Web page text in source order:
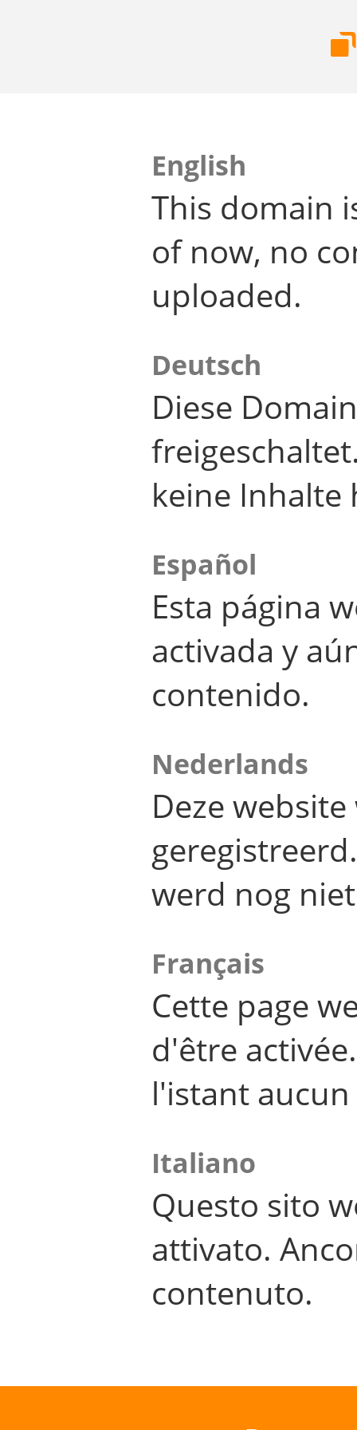
English
This domain
of now, no
uploaded.
Deutsch
Diese
keine Inhalte
Español
Esta página
activada y
contenido.
Nederlands
Deze
werd nog
Français
Cette page
d'être
l'istant
Italiano
Questo sito
attivato.
contenuto.